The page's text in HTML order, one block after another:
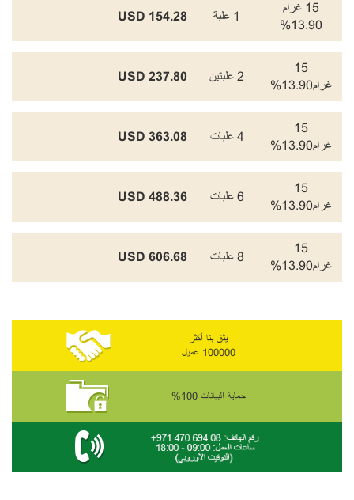
15 غرام
13.90%
1 علبة 154.28 USD
15
غرام13.90%
2 علبتين 237.80 USD
15
غرام13.90%
4 علبات 363.08 USD
15
غرام13.90%
6 علبات 488.36 USD
15
غرام13.90%
8 علبات 606.68 USD
يثق بنا أكثر
100000 عميل
حماية البيانات 100%